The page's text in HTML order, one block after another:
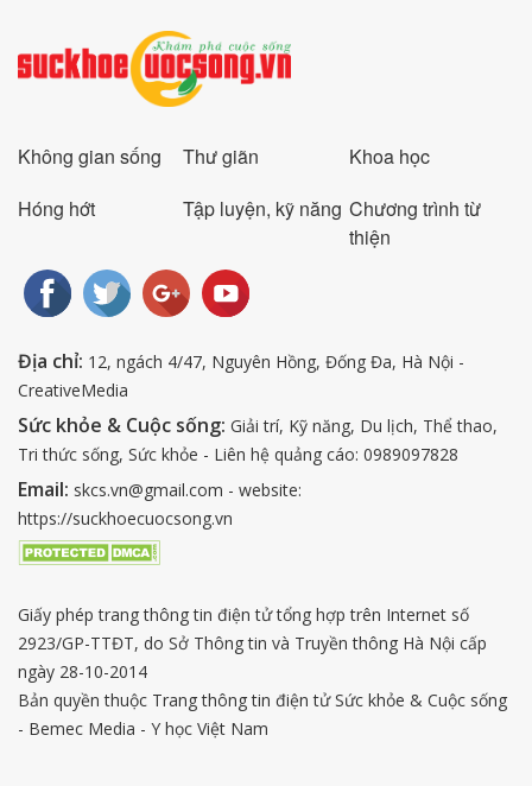
Không gian sống Thư giãn
Khoa học
Hóng hớt
Tập luyện, kỹ năng Chương trình từ
thiện
Địa chỉ: 12, ngách 4/47, Nguyên Hồng, Đống Đa, Hà Nội -
CreativeMedia
Sức khỏe & Cuộc sống: Giải trí, Kỹ năng, Du lịch, Thể thao,
Tri thức sống, Sức khỏe - Liên hệ quảng cáo: 0989097828
Email: skcs.vn@gmail.com - website:
https://suckhoecuocsong.vn
Giấy phép trang thông tin điện tử tổng hợp trên Internet số
2923/GP-TTĐT, do Sở Thông tin và Truyền thông Hà Nội cấp
ngày 28-10-2014
Bản quyền thuộc Trang thông tin điện tử Sức khỏe & Cuộc sống
- Bemec Media - Y học Việt Nam